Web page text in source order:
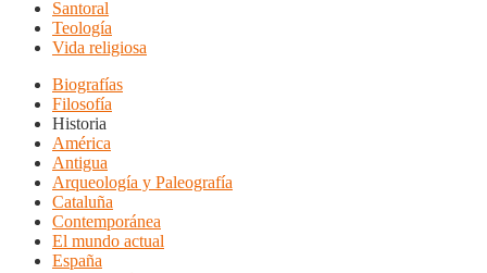
Santoral
Teología
Vida religiosa
Biografías
Filosofía
Historia
América
Antigua
Arqueología y Paleografía
Cataluña
Contemporánea
El mundo actual
España